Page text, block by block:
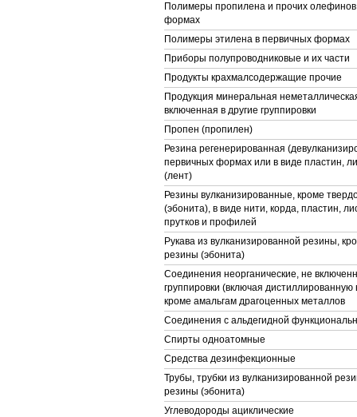
Полимеры пропилена и прочих
формах
Полимеры этилена в первичных формах
Приборы полупроводниковые и их части
Продукты крахмалсодержащие прочие
Продукция минеральная
включенная в другие группировки
Пропен (пропилен)
Резина регенерированная
первичных формах или в виде пластин,
(лент)
Резины вулканизированные, кроме
(эбонита), в виде нити, корда, пластин,
прутков и профилей
Рукава из вулканизированной резины,
резины (эбонита)
Соединения неорганические, не
группировки (включая
кроме амальгам драгоценных металлов
Соединения с альдегидной
Спирты одноатомные
Средства дезинфекционные
Трубы, трубки из вулканизированной
резины (эбонита)
Углеводороды ациклические